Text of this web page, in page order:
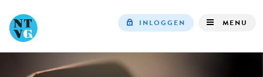
INLOGGEN MENU